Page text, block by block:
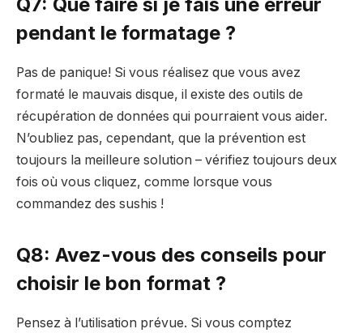
pendant le formatage ?
Pas de panique! Si vous réalisez que vous avez
formaté le mauvais disque, il existe des outils de
récupération de données qui pourraient vous aider.
N’oubliez pas, cependant, que la prévention est
toujours la meilleure solution – vérifiez toujours deux
fois où vous cliquez, comme lorsque vous
commandez des sushis !
Q8: Avez-vous des conseils pour
choisir le bon format ?
Pensez à l’utilisation prévue. Si vous comptez